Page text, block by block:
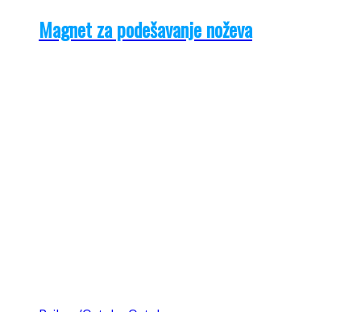
Magnet za podešavanje noževa